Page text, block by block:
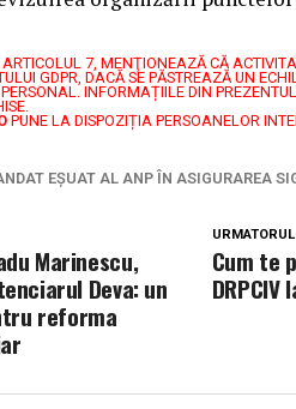
7, MENŢIONEAZĂ CĂ
GDPR, DACĂ SE PĂSTREAZĂ UN
INFORMAȚIILE DIN
PUNE LA DISPOZIȚIA PERSOANELOR
EȘUAT AL ANP ÎN ASIGURAREA
URMATORUL
Cum te
Marinescu,
Deva: un
reforma